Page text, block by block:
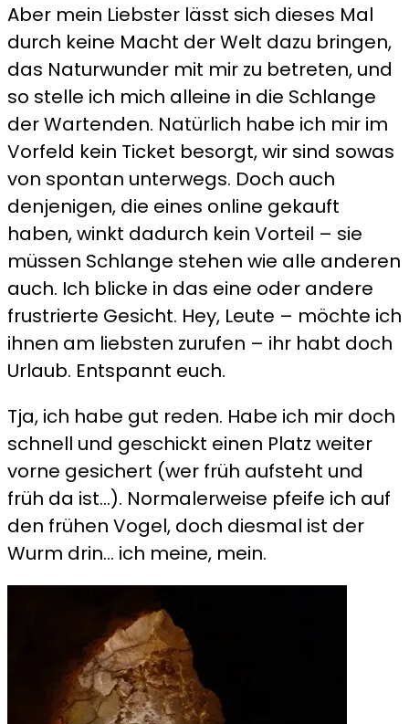
Aber mein Liebster lässt sich dieses Mal
durch keine Macht der Welt dazu bringen,
das Naturwunder mit mir zu betreten, und
so stelle ich mich alleine in die Schlange
der Wartenden. Natürlich habe ich mir im
Vorfeld kein Ticket besorgt, wir sind sowas
von spontan unterwegs. Doch auch
denjenigen, die eines online gekauft
haben, winkt dadurch kein Vorteil – sie
müssen Schlange stehen wie alle anderen
auch. Ich blicke in das eine oder andere
frustrierte Gesicht. Hey, Leute – möchte ich
ihnen am liebsten zurufen – ihr habt doch
Urlaub. Entspannt euch.
Tja, ich habe gut reden. Habe ich mir doch
schnell und geschickt einen Platz weiter
vorne gesichert (wer früh aufsteht und
früh da ist…). Normalerweise pfeife ich auf
den frühen Vogel, doch diesmal ist der
Wurm drin… ich meine, mein.